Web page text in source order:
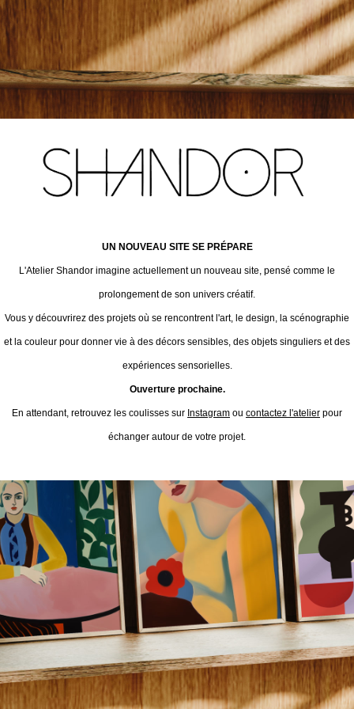
UN NOUVEAU SITE SE PRÉPARE
L'Atelier Shandor imagine actuellement un nouveau site, pensé comme le
prolongement de son univers créatif.
Vous y découvrirez des projets où se rencontrent l'art, le design, la scénographie
et la couleur pour donner vie à des décors sensibles, des objets singuliers et des
expériences sensorielles.
Ouverture prochaine.
En attendant, retrouvez les coulisses sur Instagram ou contactez l'atelier pour
échanger autour de votre projet.